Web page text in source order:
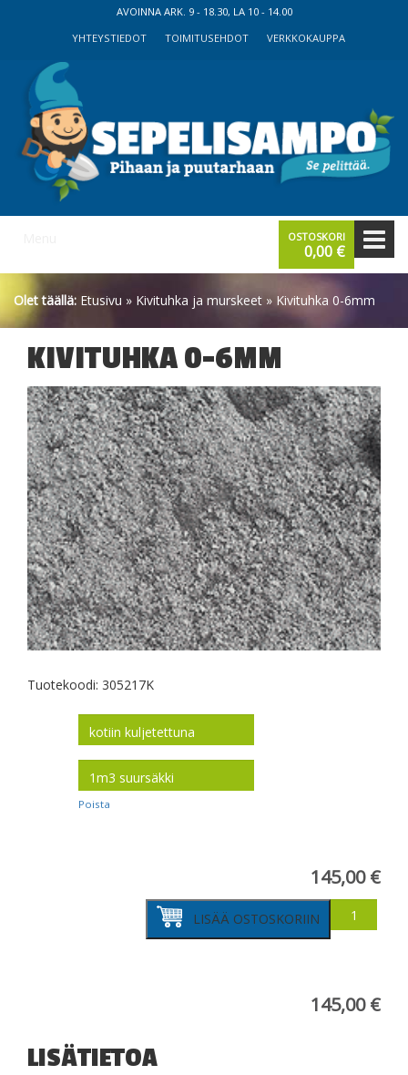
AVOINNA ARK. 9 - 18.30, LA 10 - 14.00
YHTEYSTIEDOT
TOIMITUSEHDOT VERKKOKAUPPA
OSTOSKORI
0,00 €
Olet täällä: Etusivu » Kivituhka ja murskeet » Kivituhka 0-6mm
KIVITUHKA 0-6MM
Tuotekoodi: 305217K
Poista
145,00€
Kivituhka
6mm
LISÄÄ OSTOSKORIIN
145,00€
LISÄTIETOA